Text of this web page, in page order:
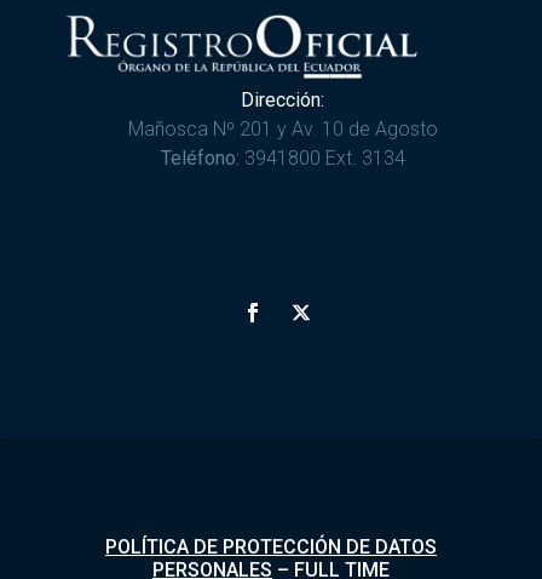
Dirección:
Mañosca Nº 201 y Av. 10 de Agosto
Teléfono: 3941800 Ext. 3134
POLÍTICA DE PROTECCIÓN DE DATOS
PERSONALES – FULL TIME